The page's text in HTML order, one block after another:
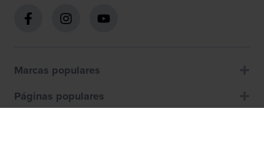
Marcas populares
Páginas populares